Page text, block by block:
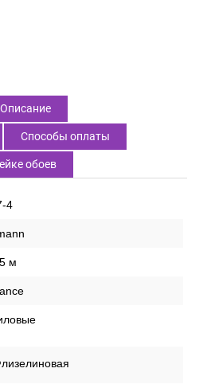
Описание
Способы оплаты
обоев
4
м